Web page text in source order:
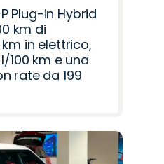
Plug-in Hybrid
km di
in elettrico,
100 km e una
rate da 199